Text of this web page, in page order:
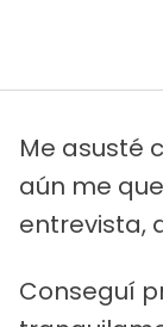
Me asusté
aún me
entrevista,
Conseguí